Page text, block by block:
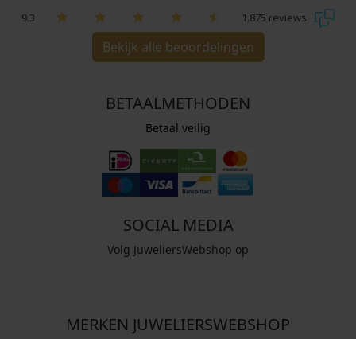
9.3 1.875 reviews
Bekijk alle beoordelingen
BETAALMETHODEN
Betaal veilig
SOCIAL MEDIA
Volg JuweliersWebshop op
MERKEN JUWELIERSWEBSHOP